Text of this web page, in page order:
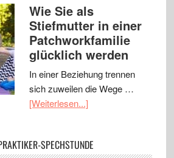
Wie Sie als
Stiefmutter in einer
Patchworkfamilie
glücklich werden
In einer Beziehung trennen
sich zuweilen die Wege …
[Weiterlesen...]
SPECHSTUNDE